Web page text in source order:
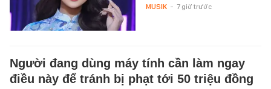
MUSIK - 7 giờ trước
Người đang dùng máy tính cần làm ngay
điều này để tránh bị phạt tới 50 triệu đồng